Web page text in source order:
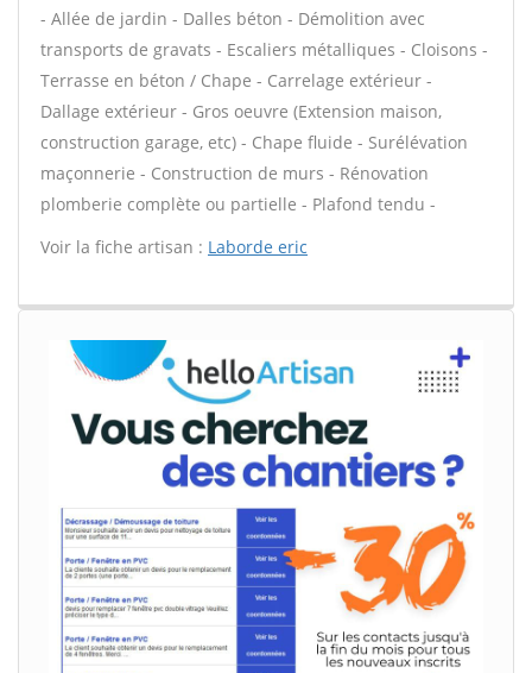
- Allée de jardin - Dalles béton - Démolition avec
transports de gravats - Escaliers métalliques - Cloisons -
Terrasse en béton / Chape - Carrelage extérieur -
Dallage extérieur - Gros oeuvre (Extension maison,
construction garage, etc) - Chape fluide - Surélévation
maçonnerie - Construction de murs - Rénovation
plomberie complète ou partielle - Plafond tendu -
Voir la fiche artisan : Laborde eric